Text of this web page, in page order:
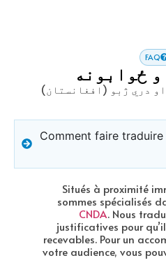
FAQ
ځوابونه
دري ژبو (افغانستان)
Comment faire
Situés à proximité
sommes spécialisés
CNDA . Nous
justificatives pour
recevables. Pour un
votre audience, vous